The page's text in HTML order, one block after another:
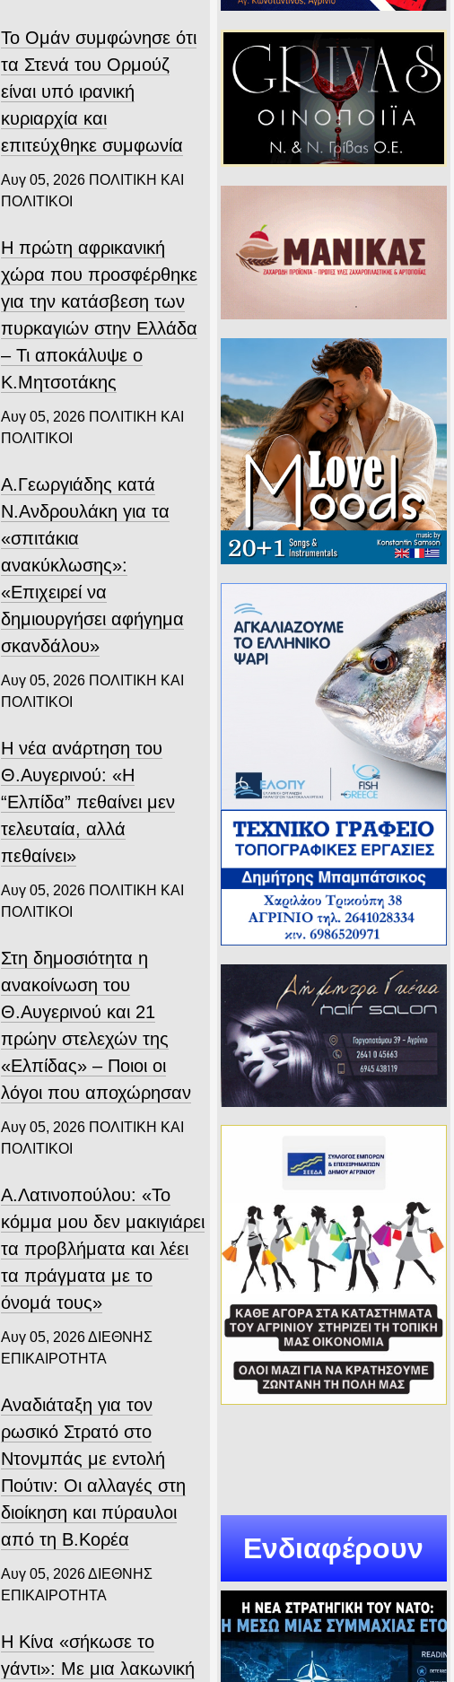
Το Ομάν συμφώνησε ότι
τα Στενά του Ορμούζ
είναι υπό ιρανική
κυριαρχία και
επιτεύχθηκε συμφωνία
Αυγ 05, 2026 ΠΟΛΙΤΙΚΗ ΚΑΙ
ΠΟΛΙΤΙΚΟΙ
Η πρώτη αφρικανική
χώρα που προσφέρθηκε
για την κατάσβεση των
πυρκαγιών στην Ελλάδα
– Τι αποκάλυψε ο
Κ.Μητσοτάκης
Αυγ 05, 2026 ΠΟΛΙΤΙΚΗ ΚΑΙ
ΠΟΛΙΤΙΚΟΙ
Α.Γεωργιάδης κατά
Ν.Ανδρουλάκη για τα
«σπιτάκια
ανακύκλωσης»:
«Επιχειρεί να
δημιουργήσει αφήγημα
σκανδάλου»
Αυγ 05, 2026 ΠΟΛΙΤΙΚΗ ΚΑΙ
ΠΟΛΙΤΙΚΟΙ
Η νέα ανάρτηση του
Θ.Αυγερινού: «Η
“Ελπίδα” πεθαίνει μεν
τελευταία, αλλά
πεθαίνει»
Αυγ 05, 2026 ΠΟΛΙΤΙΚΗ ΚΑΙ
ΠΟΛΙΤΙΚΟΙ
Στη δημοσιότητα η
ανακοίνωση του
Θ.Αυγερινού και 21
πρώην στελεχών της
«Ελπίδας» – Ποιοι οι
λόγοι που αποχώρησαν
Αυγ 05, 2026 ΠΟΛΙΤΙΚΗ ΚΑΙ
ΠΟΛΙΤΙΚΟΙ
Α.Λατινοπούλου: «Το
κόμμα μου δεν μακιγιάρει
τα προβλήματα και λέει
τα πράγματα με το
όνομά τους»
Αυγ 05, 2026ΔΙΕΘΝΗΣ
ΕΠΙΚΑΙΡΟΤΗΤΑ
Αναδιάταξη για τον
ρωσικό Στρατό στο
Ντονμπάς με εντολή
Πούτιν: Οι αλλαγές στη
διοίκηση και πύραυλοι
από τη Β.Κορέα
Αυγ 05, 2026ΔΙΕΘΝΗΣ
ΕΠΙΚΑΙΡΟΤΗΤΑ
Η Κίνα «σήκωσε το
γάντι»: Με μια λακωνική
Ενδιαφέρουν